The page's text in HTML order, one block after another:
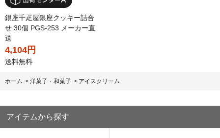
銀座千疋屋銀座クッキー詰合
せ 30個 PGS-253 メーカー直
送
4,104円
送料無料
ホーム > 洋菓子・和菓子 > アイスクリーム
アイテムから探す